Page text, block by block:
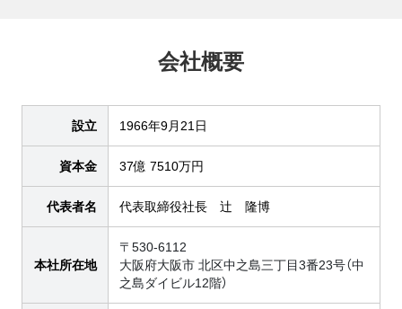
会社概要
設立 1966年9月21日
資本金 37億 7510万円
代表者名 代表取締役社長 辻󠄀 隆博
本社所在地
〒530-6112
大阪府大阪市 北区中之島三丁目3番23号（中
之島ダイビル12階）